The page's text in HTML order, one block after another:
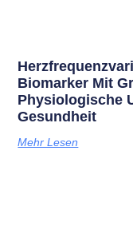
Biomarker Mit
Physiologische
Gesundheit
Mehr Lesen